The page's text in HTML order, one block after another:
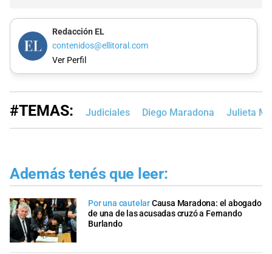
Redacción EL
contenidos@ellitoral.com
Ver Perfil
#TEMAS: Judiciales Diego Maradona Julieta
Además tenés que leer:
Por una cautelarCausa Maradona: el abogado
de una de las acusadas cruzó a Fernando
Burlando